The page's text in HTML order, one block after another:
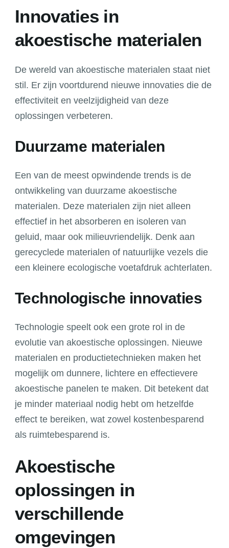
Innovaties in
akoestische materialen
De wereld van akoestische materialen staat niet
stil. Er zijn voortdurend nieuwe innovaties die de
effectiviteit en veelzijdigheid van deze
oplossingen verbeteren.
Duurzame materialen
Een van de meest opwindende trends is de
ontwikkeling van duurzame akoestische
materialen. Deze materialen zijn niet alleen
effectief in het absorberen en isoleren van
geluid, maar ook milieuvriendelijk. Denk aan
gerecyclede materialen of natuurlijke vezels die
een kleinere ecologische voetafdruk achterlaten.
Technologische innovaties
Technologie speelt ook een grote rol in de
evolutie van akoestische oplossingen. Nieuwe
materialen en productietechnieken maken het
mogelijk om dunnere, lichtere en effectievere
akoestische panelen te maken. Dit betekent dat
je minder materiaal nodig hebt om hetzelfde
effect te bereiken, wat zowel kostenbesparend
als ruimtebesparend is.
Akoestische
oplossingen in
verschillende
omgevingen